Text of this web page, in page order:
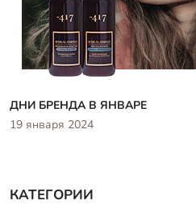
ДНИ БРЕНДА В ЯНВАРЕ
19 января 2024
КАТЕГОРИИ